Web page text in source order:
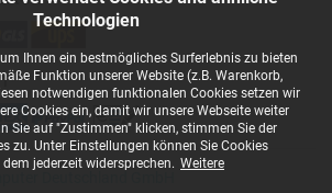
Technologien
Ihnen ein bestmögliches Surferlebnis zu bieten
Funktion unserer Website (z.B. Warenkorb,
notwendigen funktionalen Cookies setzen wir
Cookies ein, damit wir unsere Webseite weiter
Sie auf "Zustimmen" klicken, stimmen Sie der
zu. Unter Einstellungen können Sie Cookies
jederzeit widersprechen. Weitere